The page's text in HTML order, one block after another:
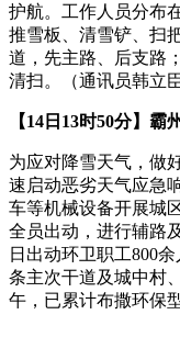
护航。工作人员分布
推雪板、清雪铲、扫
道，先主路、后支路
清扫。（通讯员韩立臣
【14日13时50分】
为应对降雪天气，做
速启动恶劣天气应急
车等机械设备开展城
全员出动，进行辅路
日出动环卫职工800
条主次干道及城中村
午，已累计布撒环保